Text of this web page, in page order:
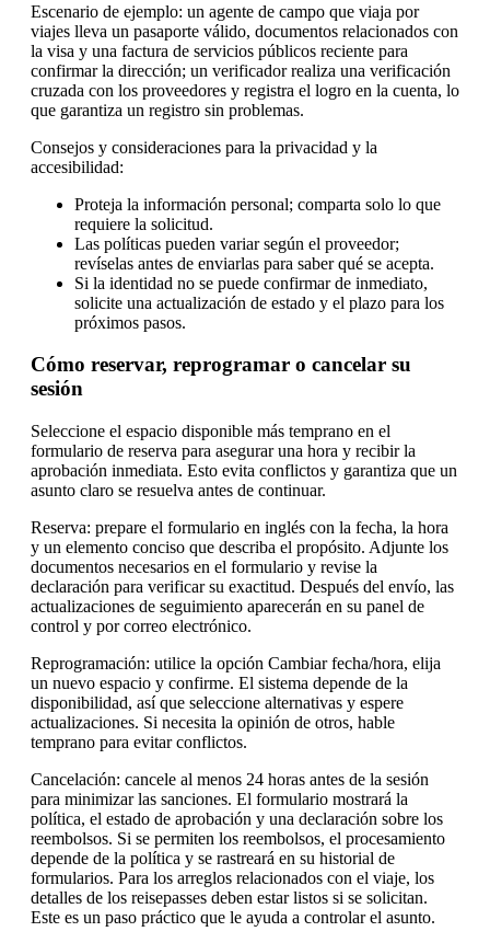
Escenario de ejemplo: un agente de campo que viaja por
viajes lleva un pasaporte válido, documentos relacionados con
la visa y una factura de servicios públicos reciente para
confirmar la dirección; un verificador realiza una verificación
cruzada con los proveedores y registra el logro en la cuenta, lo
que garantiza un registro sin problemas.
Consejos y consideraciones para la privacidad y la
accesibilidad:
Proteja la información personal; comparta solo lo que
requiere la solicitud.
Las políticas pueden variar según el proveedor;
revíselas antes de enviarlas para saber qué se acepta.
Si la identidad no se puede confirmar de inmediato,
solicite una actualización de estado y el plazo para los
próximos pasos.
Cómo reservar, reprogramar o cancelar su
sesión
Seleccione el espacio disponible más temprano en el
formulario de reserva para asegurar una hora y recibir la
aprobación inmediata. Esto evita conflictos y garantiza que un
asunto claro se resuelva antes de continuar.
Reserva: prepare el formulario en inglés con la fecha, la hora
y un elemento conciso que describa el propósito. Adjunte los
documentos necesarios en el formulario y revise la
declaración para verificar su exactitud. Después del envío, las
actualizaciones de seguimiento aparecerán en su panel de
control y por correo electrónico.
Reprogramación: utilice la opción Cambiar fecha/hora, elija
un nuevo espacio y confirme. El sistema depende de la
disponibilidad, así que seleccione alternativas y espere
actualizaciones. Si necesita la opinión de otros, hable
temprano para evitar conflictos.
Cancelación: cancele al menos 24 horas antes de la sesión
para minimizar las sanciones. El formulario mostrará la
política, el estado de aprobación y una declaración sobre los
reembolsos. Si se permiten los reembolsos, el procesamiento
depende de la política y se rastreará en su historial de
formularios. Para los arreglos relacionados con el viaje, los
detalles de los reisepasses deben estar listos si se solicitan.
Este es un paso práctico que le ayuda a controlar el asunto.